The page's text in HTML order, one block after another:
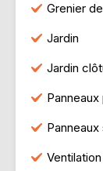
Grenier
Jardin
Jardin